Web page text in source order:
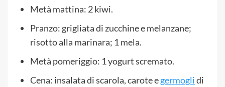
Metà mattina: 2 kiwi.
Pranzo: grigliata di zucchine e melanzane;
risotto alla marinara; 1 mela.
Metà pomeriggio: 1 yogurt scremato.
Cena: insalata di scarola, carote egermoglidi